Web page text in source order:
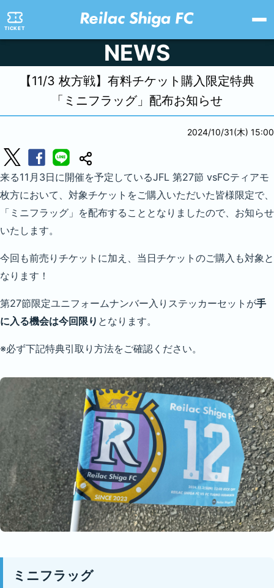
TICKET
NEWS
【11/3 枚方戦】 有料チケット 購入限定特典
「ミニフラッグ」配布お知らせ
2024/10/31(木) 15:00
来る11月3日に開催を予定しているJFL 第27節 vsFCティアモ
枚方において、対象チケットをご購入いただいた皆様限定で、
「ミニフラッグ」を配布することとなりましたので、お知らせ
いたします。
今回も前売りチケットに加え、当日チケットのご購入も対象と
なります！
第27節限定ユニフォームナンバー入りステッカーセットが手
に入る機会は今回限り となります。
※必ず下記特典引取り方法をご確認ください。
ミニフラッグ